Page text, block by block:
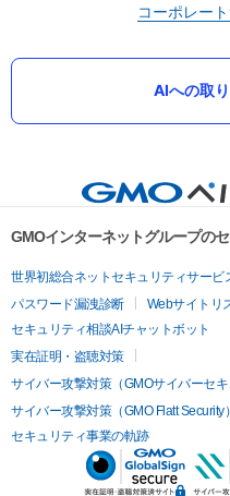
コーポレー
AIへの取
GMOインターネットグループの
世界初総合ネットセキュリティサービ
パスワード漏洩診断
Webサイトリ
セキュリティ相談AIチャットボット
実在証明・盗聴対策
サイバー攻撃対策（GMOサイバーセキ
サイバー攻撃対策（GMO Flatt Security）
セキュリティ事業の軌跡